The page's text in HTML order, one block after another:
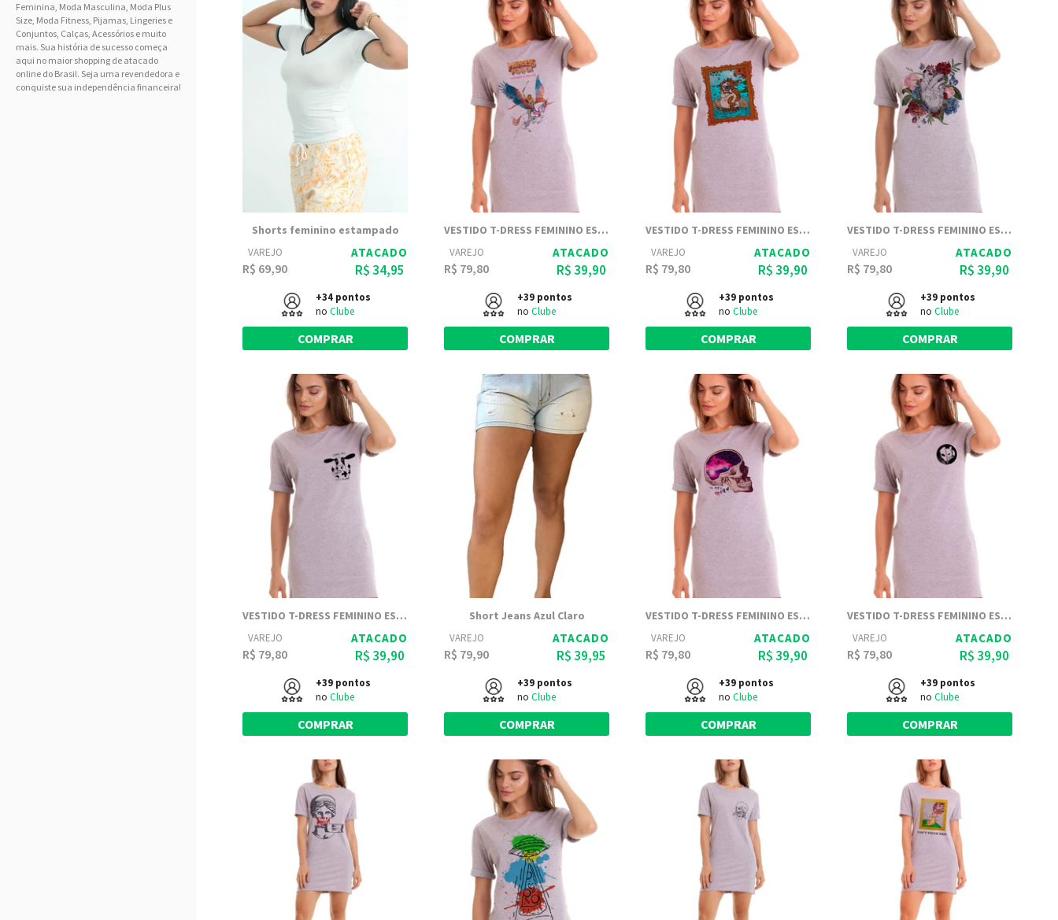
Feminina, Moda Masculina, Moda Plus
Size, Moda Fitness, Pijamas, Lingeries e
Conjuntos, Calças, Acessórios e muito
mais. Sua história de sucesso começa
aqui no maior shopping de atacado
online do Brasil. Seja uma revendedora e
conquiste sua independência financeira!
Shorts feminino estampado
VAREJO
R$ 69,90
ATACADO
R$ 34,95
+34 pontos
no Clube
COMPRAR
VESTIDO T-DRESS FEMININO ESTAMPADO JOSS - SHE-RA
VAREJO
R$ 79,80
ATACADO
R$ 39,90
+39 pontos
no Clube
COMPRAR
VESTIDO T-DRESS FEMININO ESTAMPADO JOSS - NASCIMENTO DE PUG
VAREJO
R$ 79,80
ATACADO
R$ 39,90
+39 pontos
no Clube
COMPRAR
VESTIDO T-DRESS FEMININO ESTAMPADO JOSS - FLOWERS INSIDE MY HEART
VAREJO
R$ 79,80
ATACADO
R$ 39,90
+39 pontos
no Clube
COMPRAR
VESTIDO T-DRESS FEMININO ESTAMPADO JOSS - LEAVE MY TITS ALONE
VAREJO
R$ 79,80
ATACADO
R$ 39,90
+39 pontos
no Clube
COMPRAR
Short Jeans Azul Claro
VAREJO
R$ 79,90
ATACADO
R$ 39,95
+39 pontos
no Clube
COMPRAR
VESTIDO T-DRESS FEMININO ESTAMPADO JOSS - IN MY MIND
VAREJO
R$ 79,80
ATACADO
R$ 39,90
+39 pontos
no Clube
COMPRAR
VESTIDO T-DRESS FEMININO ESTAMPADO JOSS - CAT ALIEN
VAREJO
R$ 79,80
ATACADO
R$ 39,90
+39 pontos
no Clube
COMPRAR